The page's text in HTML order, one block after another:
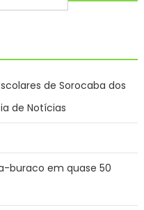
de Sorocaba dos
de Notícias
buraco em quase 50